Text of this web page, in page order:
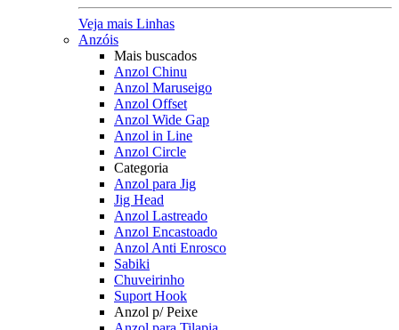
Veja mais Linhas
Anzóis
Mais buscados
Anzol Chinu
Anzol Maruseigo
Anzol Offset
Anzol Wide Gap
Anzol in Line
Anzol Circle
Categoria
Anzol para Jig
Jig Head
Anzol Lastreado
Anzol Encastoado
Anzol Anti Enrosco
Sabiki
Chuveirinho
Suport Hook
Anzol p/ Peixe